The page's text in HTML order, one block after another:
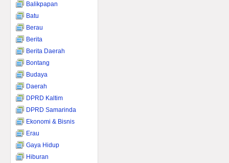
Balikpapan
Batu
Berau
Berita
Berita Daerah
Bontang
Budaya
Daerah
DPRD Kaltim
DPRD Samarinda
Ekonomi & Bisnis
Erau
Gaya Hidup
Hiburan